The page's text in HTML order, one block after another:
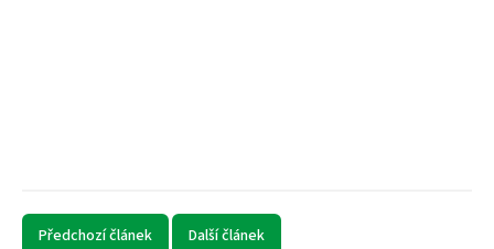
Předchozí článek Další článek